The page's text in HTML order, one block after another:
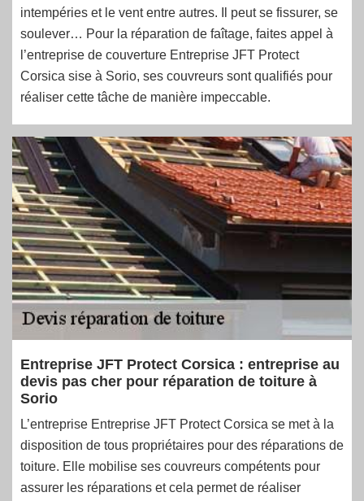
intempéries et le vent entre autres. Il peut se fissurer, se
soulever… Pour la réparation de faîtage, faites appel à
l’entreprise de couverture Entreprise JFT Protect
Corsica sise à Sorio, ses couvreurs sont qualifiés pour
réaliser cette tâche de manière impeccable.
Entreprise JFT Protect Corsica : entreprise au
devis pas cher pour réparation de toiture à
Sorio
L’entreprise Entreprise JFT Protect Corsica se met à la
disposition de tous propriétaires pour des réparations de
toiture. Elle mobilise ses couvreurs compétents pour
assurer les réparations et cela permet de réaliser